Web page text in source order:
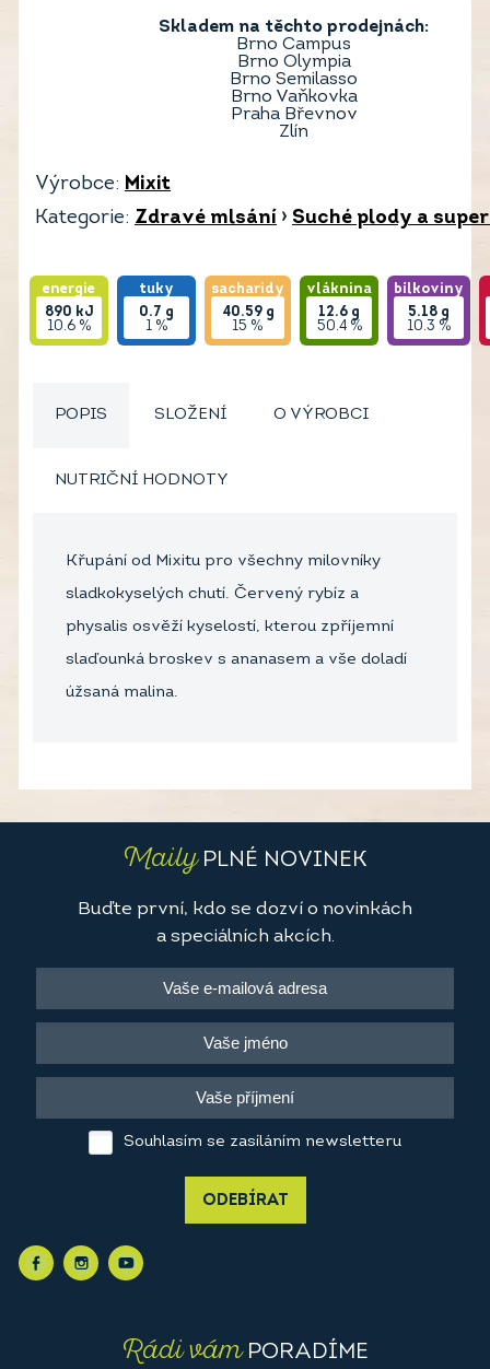
Skladem na těchto prodejnách:
Brno Campus
Brno Olympia
Brno Semilasso
Brno Vaňkovka
Praha Břevnov
Zlín
Výrobce: Mixit
Kategorie: Zdravé mlsání › Suché plody a
energie
890 kJ
10.6 %
tuky
0.7 g
1 %
sacharidy
40.59 g
15 %
vláknina
12.6 g
50.4 %
bílkoviny
5.18 g
10.3 %
POPIS SLOŽENÍ O VÝROBCI
NUTRIČNÍ HODNOTY
Křupání od Mixitu pro všechny milovníky
sladkokyselých chutí. Červený rybíz a
physalis osvěží kyselostí, kterou zpříjemní
slaďounká broskev s ananasem a vše doladí
úžsaná malina.
MailyPLNÉ NOVINEK
Buďte první, kdo se dozví o novinkách
a speciálních akcích.
Souhlasím se zasíláním newsletteru
ODEBÍRAT
Rádi vámPORADÍME